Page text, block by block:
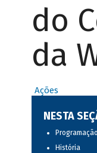
do
da
Ações
NESTA
Programação
História